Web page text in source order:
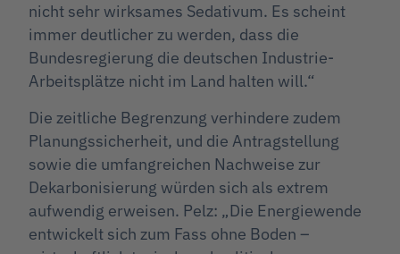
nicht sehr wirksames Sedativum. Es scheint
immer deutlicher zu werden, dass die
Bundesregierung die deutschen Industrie-
Arbeitsplätze nicht im Land halten will.“
Die zeitliche Begrenzung verhindere zudem
Planungssicherheit, und die Antragstellung
sowie die umfangreichen Nachweise zur
Dekarbonisierung würden sich als extrem
aufwendig erweisen. Pelz: „Die Energiewende
entwickelt sich zum Fass ohne Boden –